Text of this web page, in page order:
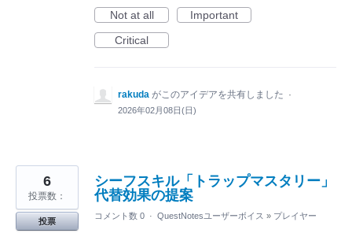
Not at all
Important
Critical
rakuda がこのアイデアを共有しました ·
2026年02月08日(日)
シーフスキル「トラップマスタリー」
代替効果の提案
6
投票数：
投票
コメント数 0 · QuestNotesユーザーボイス » プレイヤー